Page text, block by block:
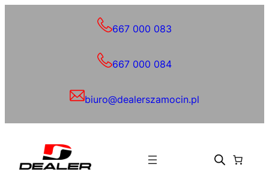
667 000 083
667 000 084
biuro@dealerszamocin.pl